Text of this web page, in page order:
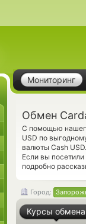
Мониторинг
Обмен
С помощью
USD по
валюты Cash
Если вы
подробно
Город:
Курсы обмена